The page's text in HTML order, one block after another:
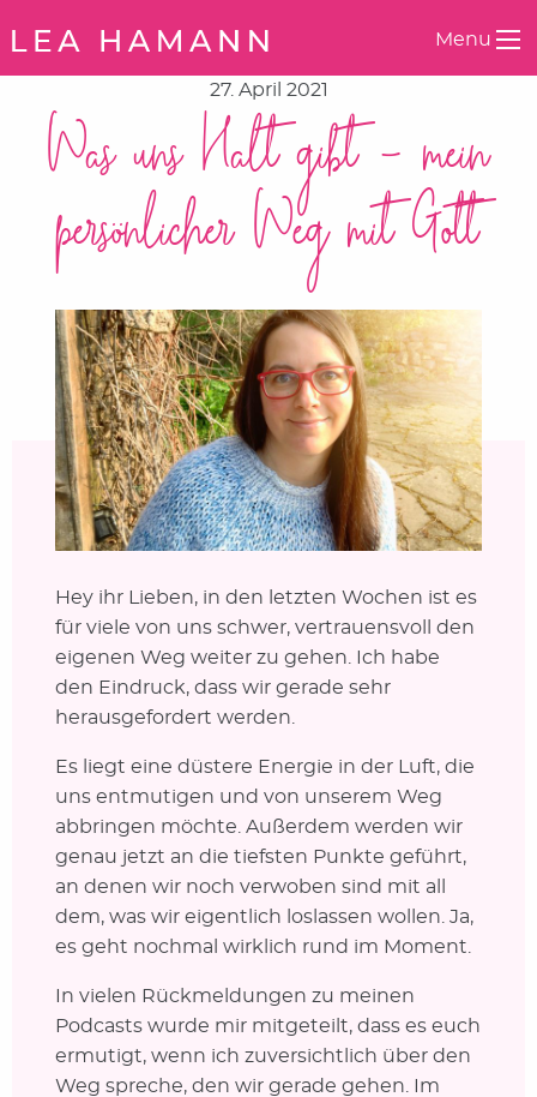
Menu
27. April 2021
Was uns Halt gibt – mein
persönlicher Weg mit Gott
Hey ihr Lieben, in den letzten Wochen ist es
für viele von uns schwer, vertrauensvoll den
eigenen Weg weiter zu gehen. Ich habe
den Eindruck, dass wir gerade sehr
herausgefordert werden.
Es liegt eine düstere Energie in der Luft, die
uns entmutigen und von unserem Weg
abbringen möchte. Außerdem werden wir
genau jetzt an die tiefsten Punkte geführt,
an denen wir noch verwoben sind mit all
dem, was wir eigentlich loslassen wollen. Ja,
es geht nochmal wirklich rund im Moment.
In vielen Rückmeldungen zu meinen
Podcasts wurde mir mitgeteilt, dass es euch
ermutigt, wenn ich zuversichtlich über den
Weg spreche, den wir gerade gehen. Im